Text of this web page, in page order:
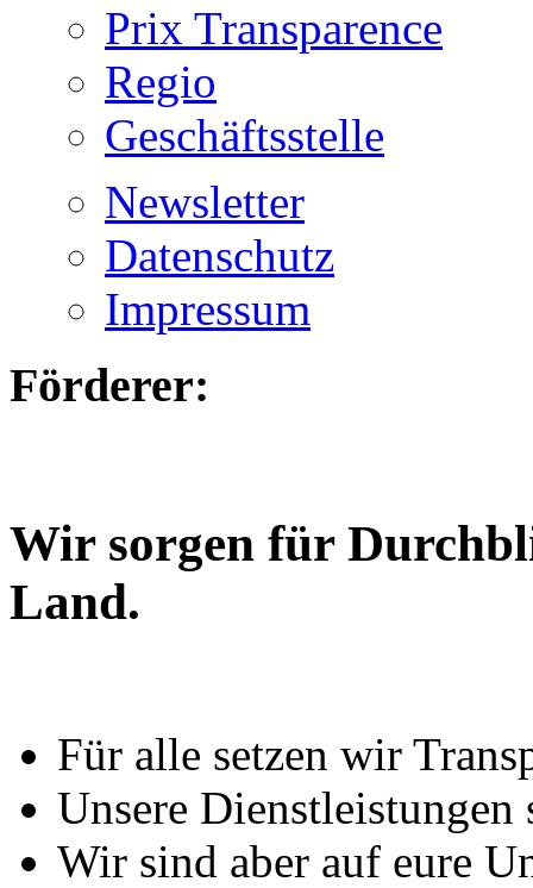
Prix Transparence
Regio
Geschäftsstelle
Newsletter
Datenschutz
Impressum
Förderer:
Wir sorgen für
Land.
Für alle setzen wir
Unsere Dienstleistungen
Wir sind aber auf eure